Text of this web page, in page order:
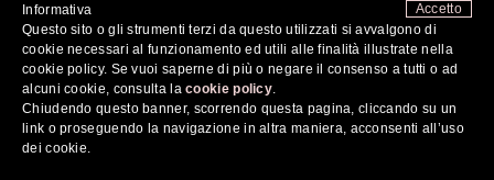
kiss M
www.fashionspiesmg.blogspot.it
RISPONDI
nathalie, red head.
Accetto
Informativa
Questo sito o gli strumenti terzi da questo utilizzati si avvalgono di
cookie necessari al funzionamento ed utili alle finalità illustrate nella
cookie policy. Se vuoi saperne di più o negare il consenso a tutti o ad
alcuni cookie, consulta lacookie policy.
Chiudendo questo banner, scorrendo questa pagina, cliccando su un
link o proseguendo la navigazione in altra maniera, acconsenti all’uso
dei cookie.